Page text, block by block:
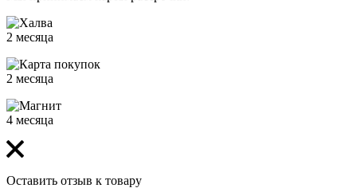
2 месяца
2 месяца
4 месяца
Оставить отзыв к товару